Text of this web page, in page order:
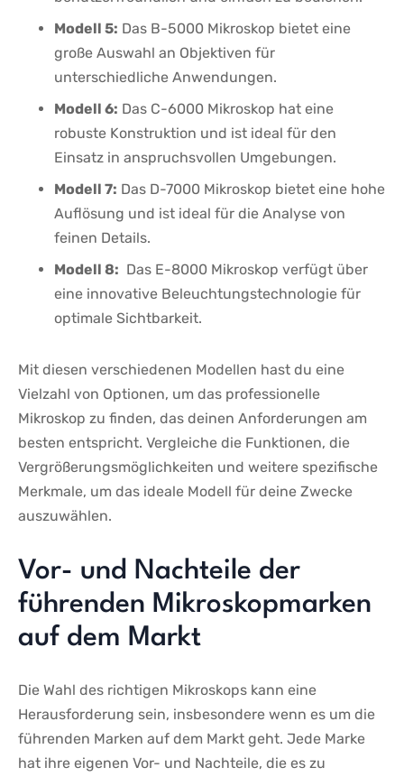
Modell ‌5: Das B-5000⁤ Mikroskop bietet eine
große Auswahl ⁤an‌ Objektiven​ für
unterschiedliche Anwendungen.
Modell‌ 6: Das C-6000 Mikroskop hat eine
robuste ⁢Konstruktion ‍und ist ideal für den
Einsatz in anspruchsvollen Umgebungen.
Modell 7: Das D-7000 Mikroskop bietet eine hohe
Auflösung und ist ideal für die ​Analyse von
feinen Details.
Modell 8: ⁤ Das E-8000‌ Mikroskop verfügt ‌über⁤
eine innovative Beleuchtungstechnologie für
optimale ⁢Sichtbarkeit.
Mit⁢ diesen verschiedenen Modellen hast​ du⁣ eine
Vielzahl von Optionen, um das professionelle​
Mikroskop ‍zu finden, das deinen Anforderungen ​am
⁢besten entspricht. Vergleiche die ⁤Funktionen, ​die
⁤Vergrößerungsmöglichkeiten und weitere spezifische‍
Merkmale, um das ideale Modell ‍für deine⁤ Zwecke
auszuwählen.
Vor-⁢ und Nachteile der ​
führenden‌ Mikroskopmarken
auf dem Markt
Die Wahl des richtigen Mikroskops ​kann eine
Herausforderung sein, insbesondere wenn es um ⁢die
führenden Marken auf​ dem ‍Markt geht.​ Jede Marke
hat ihre eigenen Vor- und Nachteile, die es zu